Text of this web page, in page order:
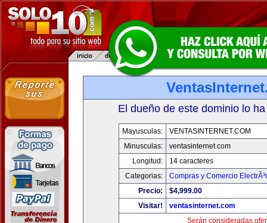
El dueño de este dominio lo
Mayusculas:
VENTASINTERNET.COM
Minusculas:
ventasinternet.com
Longitud:
14 caracteres
Categorias:
Compras y Comercio
Precio:
$4,999.00
Visitar!
ventasinternet.com
Serán consideradas